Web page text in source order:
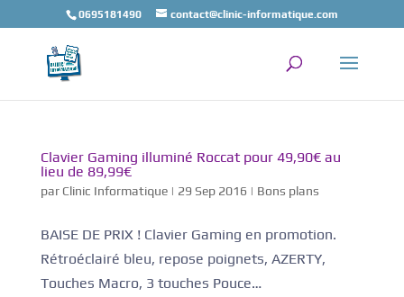
0695181490 contact@clinic-informatique.com
Clavier Gaming illuminé Roccat pour 49,90€ au
lieu de 89,99€
par Clinic Informatique| 29 Sep 2016 | Bons plans
BAISE DE PRIX ! Clavier Gaming en promotion.
Rétroéclairé bleu, repose poignets, AZERTY,
Touches Macro, 3 touches Pouce…